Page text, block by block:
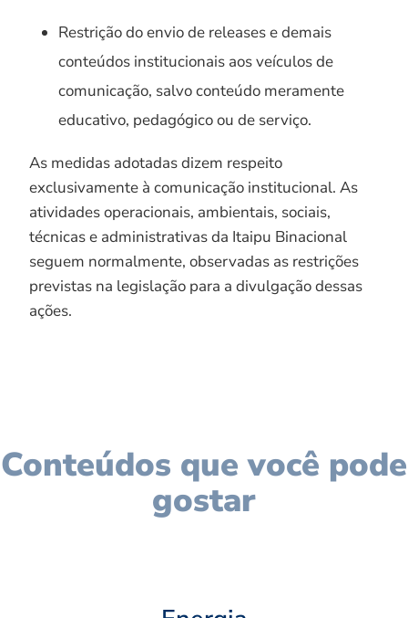
Restrição do envio de releases e demais
conteúdos institucionais aos veículos de
comunicação, salvo conteúdo meramente
educativo, pedagógico ou de serviço.
As medidas adotadas dizem respeito
exclusivamente à comunicação institucional. As
atividades operacionais, ambientais, sociais,
técnicas e administrativas da Itaipu Binacional
seguem normalmente, observadas as restrições
previstas na legislação para a divulgação dessas
ações.
Conteúdos que você pode
gostar